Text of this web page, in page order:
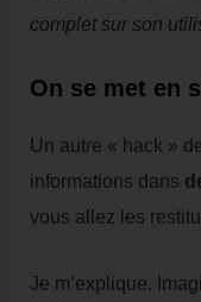
complet sur son
On se met en
Un autre « hack »
informations dans
vous allez les
Je m’explique.